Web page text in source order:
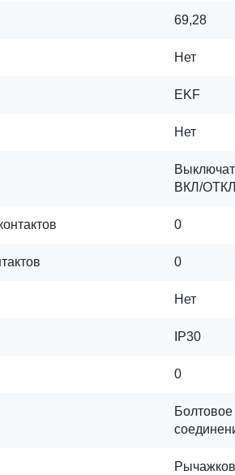
69,28
Нет
EKF
Нет
ВКЛ/ОТКЛ
0
0
Нет
IP30
0
Болтовое